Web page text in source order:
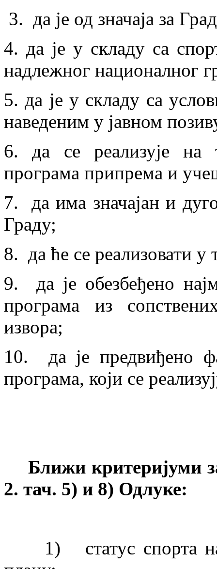
3. да је од значаја за
4. да је у складу са
надлежног националног
5. да је у складу са
наведеним у јавном
6. да се реализује на
програма припрема и
7. да има значајан и
Граду;
8. да ће се реализовати у
9. да је обезбеђено
програма из
извора;
10. да је предвиђено
програма, који се
Ближи критеријуми
2. тач. 5) и 8) Одлуке:
1) статус спорта на